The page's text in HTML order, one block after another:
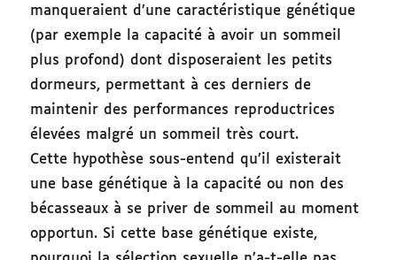
manqueraient d’une caractéristique génétique
(par exemple la capacité à avoir un sommeil
plus profond) dont disposeraient les petits
dormeurs, permettant à ces derniers de
maintenir des performances reproductrices
élevées malgré un sommeil très court.
Cette hypothèse sous-entend qu’il existerait
une base génétique à la capacité ou non des
bécasseaux à se priver de sommeil au moment
opportun. Si cette base génétique existe,